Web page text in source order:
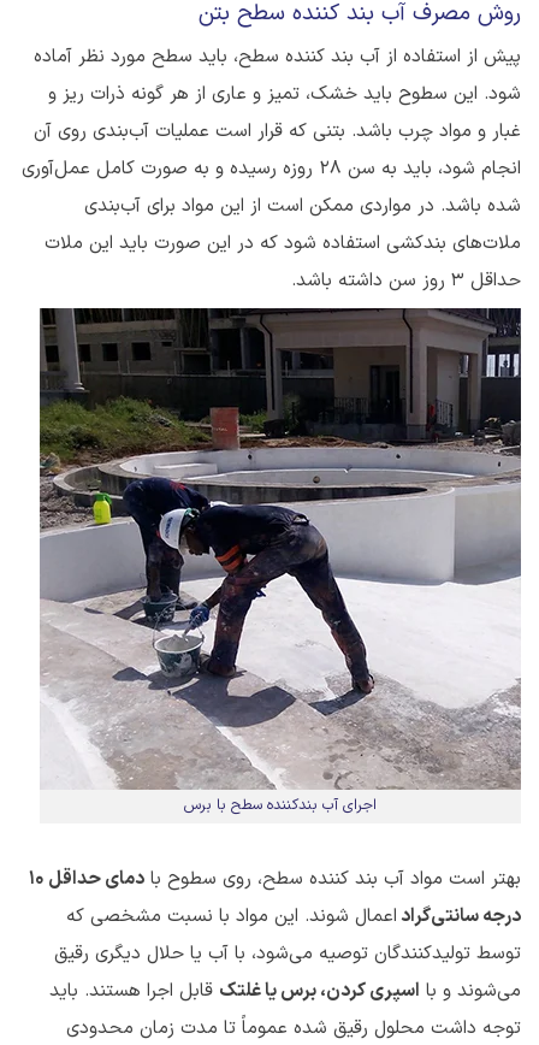
روش مصرف آب بند کننده سطح بتن
پیش از استفاده از آب بند کننده سطح، باید سطح مورد نظر آماده
شود. این سطوح باید خشک، تمیز و عاری از هر گونه ذرات ریز و
غبار و مواد چرب باشد. بتنی که قرار است عملیات آب‌بندی روی آن
انجام شود، باید به سن 28 روزه رسیده و به صورت کامل عمل‌آوری
شده باشد. در مواردی ممکن است از این مواد برای آب‌بندی
ملات‌های بندکشی استفاده شود که در این صورت باید این ملات
حداقل 3 روز سن داشته باشد.
اجرای آب بندکننده سطح با برس
بهتر است مواد آب بند کننده سطح، روی سطوح با
دمای حداقل 10
درجه سانتی‌گراداعمال شوند. این مواد با نسبت مشخصی که
توسط تولیدکنندگان توصیه می‌شود، با آب یا حلال‌ دیگری رقیق
می‌شوند و با اسپری کردن، برس یا غلتک قابل اجرا هستند. باید
توجه داشت محلول رقیق شده عموماً تا مدت زمان محدودی